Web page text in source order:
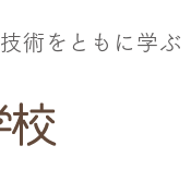
術をともに学ぶ